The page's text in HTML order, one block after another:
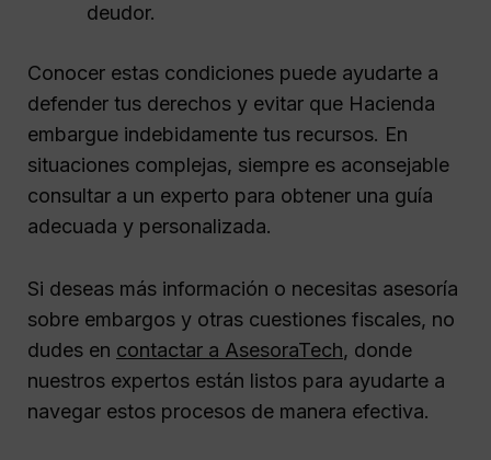
deudor.
Conocer estas condiciones puede ayudarte a
defender tus derechos y evitar que Hacienda
embargue indebidamente tus recursos. En
situaciones complejas, siempre es aconsejable
consultar a un experto para obtener una guía
adecuada y personalizada.
Si deseas más información o necesitas asesoría
sobre embargos y otras cuestiones fiscales, no
dudes en contactar a AsesoraTech, donde
nuestros expertos están listos para ayudarte a
navegar estos procesos de manera efectiva.